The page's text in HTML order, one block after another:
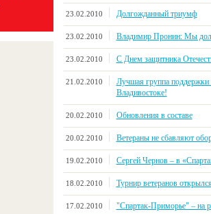
23.02.2010 Долгожданный триумф
23.02.2010 Владимир Пронин: Мы
23.02.2010 С Днем защитника
21.02.2010
Лучшая группа
Владивостоке!
20.02.2010 Обновления в составе
20.02.2010 Ветераны не сбавляют
19.02.2010 Сергей Чернов – в
18.02.2010 Турнир ветеранов
17.02.2010 "Спартак-Приморье" – на